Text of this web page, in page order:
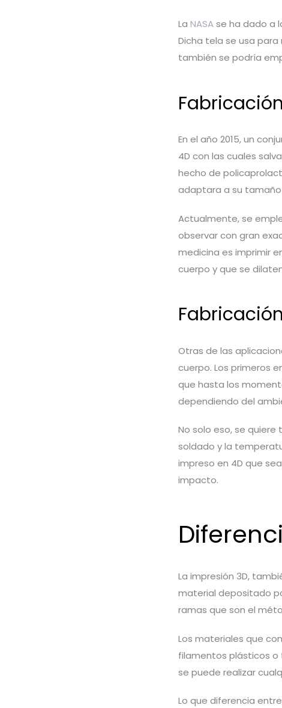
La NASAse ha dado a
Dicha tela se usa
también se podría
En el año 2015, un
4D con las cuales
hecho de
adaptara a su
Actualmente, se
observar con gran
medicina es imprimir
cuerpo y que se
Otras de las
cuerpo. Los primeros
que hasta los
dependiendo del
No solo eso, se
soldado y la
impreso en 4D que
impacto.
La impresión 3D,
material depositado
ramas que son el
Los materiales que
filamentos plásticos o
se puede realizar
Lo que diferencia